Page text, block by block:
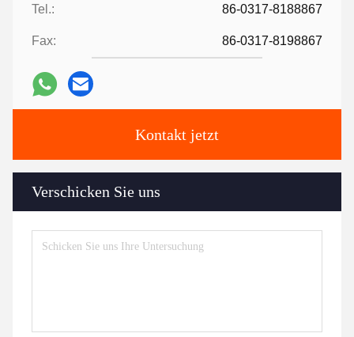
Tel.: 86-0317-8188867
Fax: 86-0317-8198867
Kontakt jetzt
Verschicken Sie uns